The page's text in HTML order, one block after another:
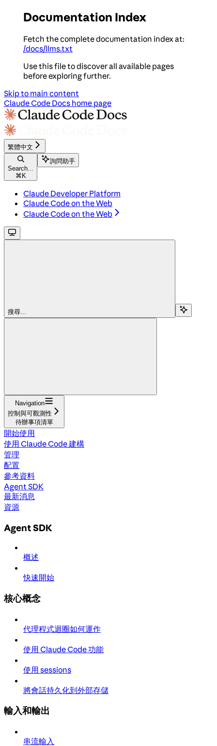
Documentation Index
Fetch the complete documentation index at:
/docs/llms.txt
Use this file to discover all available pages
before exploring further.
Skip to main content
Claude Code Docs home page
繁體中文
Search...
⌘ K
詢問助手
Claude Developer Platform
Claude Code on the Web
Claude Code on the Web
搜尋...
Navigation
控制與可觀測性
待辦事項清單
開始使用
使用 Claude Code 建構
管理
配置
參考資料
Agent SDK
最新消息
資源
Agent SDK
概述
快速開始
核心概念
代理程式迴圈如何運作
使用 Claude Code 功能
使用 sessions
將會話持久化到外部存儲
輸入和輸出
串流輸入